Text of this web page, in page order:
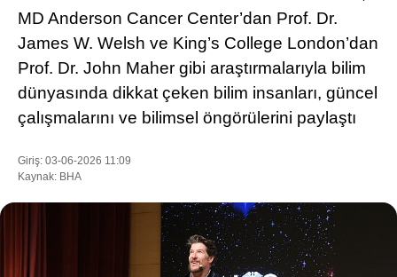
WhatsApp İhbar Hattı
Instagram
MD Anderson Cancer Center’dan Prof. Dr.
James W. Welsh ve King’s College London’dan
Prof. Dr. John Maher gibi araştırmalarıyla bilim
dünyasında dikkat çeken bilim insanları, güncel
çalışmalarını ve bilimsel öngörülerini paylaştı
Giriş: 03-06-2026 11:09
Kaynak: BHA